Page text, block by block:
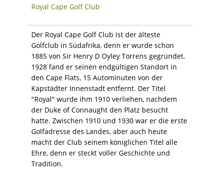
Royal Cape Golf Club
Der Royal Cape Golf Club ist der älteste
Golfclub in Südafrika, denn er wurde schon
1885 von Sir Henry D Oyley Torrens gegründet.
1928 fand er seinen endgültigen Standort in
den Cape Flats, 15 Autominuten von der
Kapstädter Innenstadt entfernt. Der Titel
"Royal" wurde ihm 1910 verliehen, nachdem
der Duke of Connaught den Platz besucht
hatte. Zwischen 1910 und 1930 war er die erste
Golfadresse des Landes, aber auch heute
macht der Club seinem königlichen Titel alle
Ehre, denn er steckt voller Geschichte und
Tradition.